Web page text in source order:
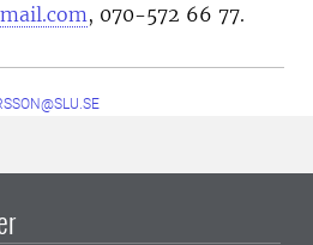
, 070-572 66 77.